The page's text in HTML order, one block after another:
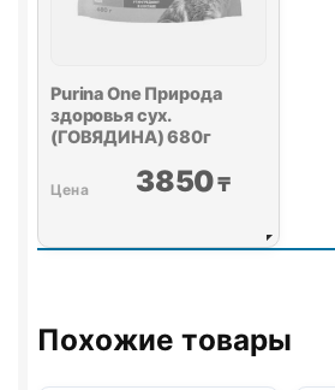
Purina One Природа
здоровья сух.
(ГОВЯДИНА) 680г
3850₸
Похожие товары